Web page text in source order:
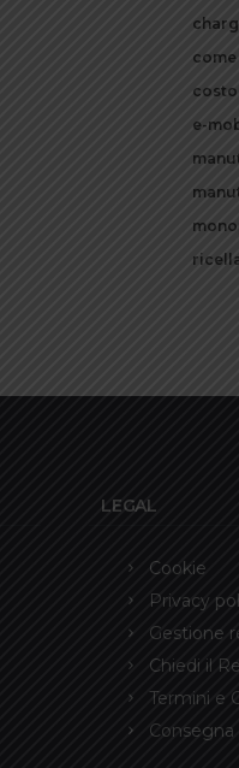
e-
LEGAL
Cookie
Privacy
Gestione
Chiedi il
Termini e
Consegna